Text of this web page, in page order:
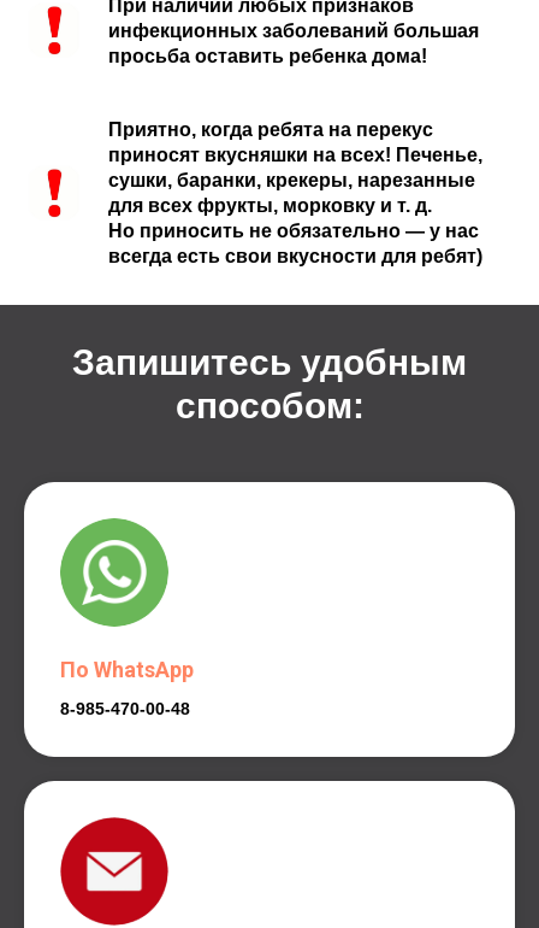
При наличии любых признаков
инфекционных заболеваний большая
просьба оставить ребенка дома!
Приятно, когда ребята на перекус
приносят вкусняшки на всех! Печенье,
сушки, баранки, крекеры, нарезанные
для всех фрукты, морковку и т. д.
Но приносить не обязательно — у нас
всегда есть свои вкусности для ребят)
Запишитесь удобным
способом:
По WhatsApp
8-985-470-00-48